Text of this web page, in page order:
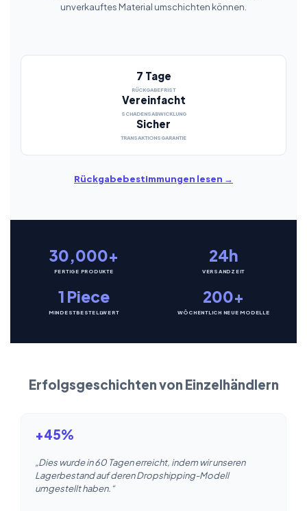
unverkauftes Material umschichten können.
7 Tage
RÜCKGABEFRIST
Vereinfacht
SCHADENSABWICKLUNG
Sicher
TRANSAKTIONSGARANTIE
Rückgabebestimmungen lesen →
30,000+
FERTIGE PRODUKTE
24h
VERSANDZEIT
1 Piece
MINDESTBESTELLWERT
200+
WÖCHENTLICH NEUE MODELLE
Erfolgsgeschichten von Einzelhändlern
+45%
„Dies wurde in 60 Tagen erreicht, indem wir unseren
Lagerbestand auf deren Dropshipping-Modell
umgestellt haben.“